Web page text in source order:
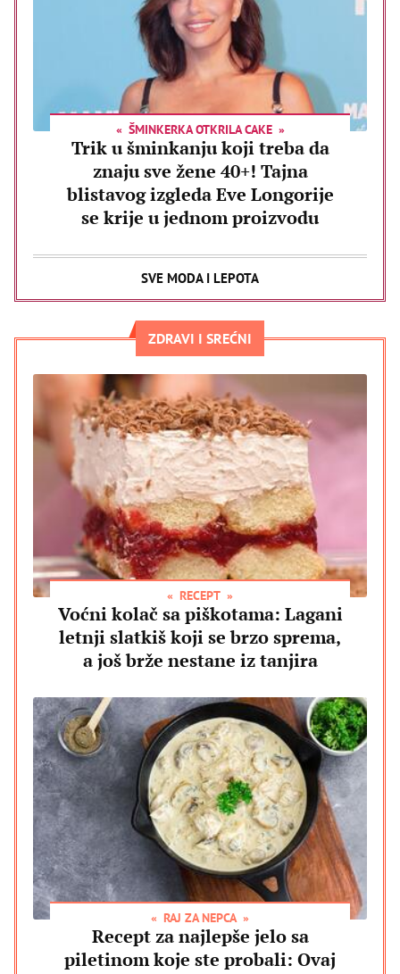
ŠMINKERKA OTKRILA CAKE
Trik u šminkanju koji treba da
znaju sve žene 40+! Tajna
blistavog izgleda Eve Longorije
se krije u jednom proizvodu
SVE MODA I LEPOTA
ZDRAVI I SREĆNI
RECEPT
Voćni kolač sa piškotama: Lagani
letnji slatkiš koji se brzo sprema,
a još brže nestane iz tanjira
RAJ ZA NEPCA
Recept za najlepše jelo sa
piletinom koje ste probali: Ovaj